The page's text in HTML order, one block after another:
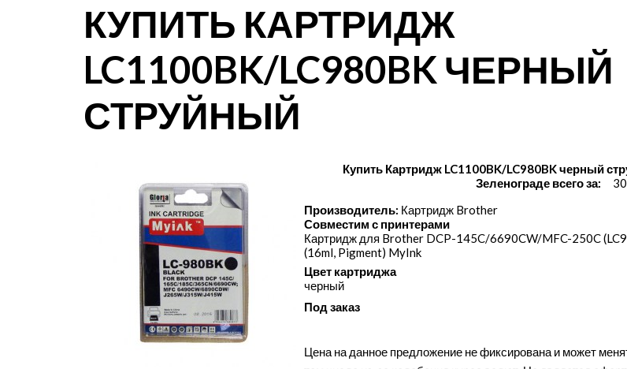
КУПИТЬ КАРТРИДЖ
LC1100BK/LC980BK ЧЕРНЫЙ
СТРУЙНЫЙ
Купить Картридж LC1100BK/LC980BK черный
Зеленограде всего за:
Производитель: Картридж Brother
Совместим с принтерами
Картридж для Brother DCP-145C/​6690CW/​MFC-250C
(16ml, Pigment) MyInk
Цвет картриджа
черный
Под заказ
Цена на данное предложение не фиксирована и может